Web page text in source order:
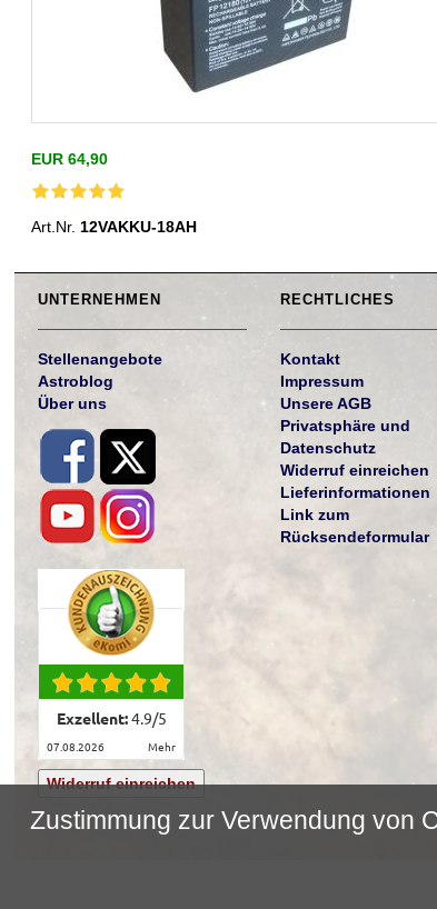
EUR 64,90
Art.Nr. 12VAKKU-18AH
UNTERNEHMEN
Stellenangebote
Astroblog
Über uns
Exzellent:4.9/5
07.08.2026 mehr
Widerruf einreichen
RECHTLICHES
Kontakt
Impressum
Unsere AGB
Privatsphäre und
Datenschutz
Widerruf einreichen
Lieferinformationen
Link zum
Rücksendeformular
Zustimmung zur Verwendung von